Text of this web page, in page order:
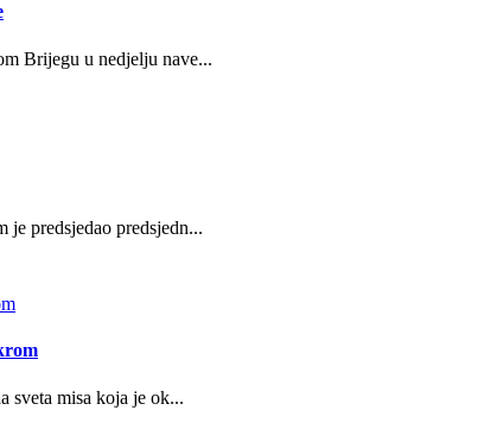
Brijegu u nedjelju nave...
predsjedao predsjedn...
sveta misa koja je ok...